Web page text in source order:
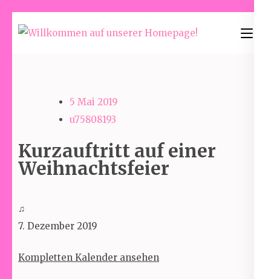
to
Willkommen
5 Mai 2019
u75808193
Kurzauftritt auf einer
Weihnachtsfeier
Kurzauftritt
auf
Weihnachtsfeier
♫
7. Dezember 2019
Kompletten Kalender ansehen